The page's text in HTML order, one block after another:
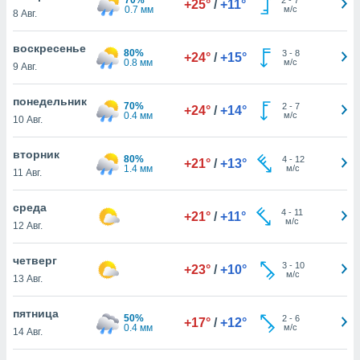
действия
рекламу
нашей
cookie
cookie
в
нашего
8 Авг.
0.7 мм
+25° / +11°
м/с
воскресенье
9 Авг.
80%
0.8 мм
+24° / +15° 3- 8
м/с
понедельник
10 Авг.
70%
0.4 мм
+24° / +14° 2- 7
м/с
вторник
11 Авг.
80%
1.4 мм
+21° / +13° 4- 12
м/с
среда
12 Авг.
+21° / +11° 4 - 11
м/с
четверг
13 Авг.
+23° / +10° 3- 10
м/с
пятница
14 Авг.
50%
0.4 мм
+17° / +12° 2- 6
м/с